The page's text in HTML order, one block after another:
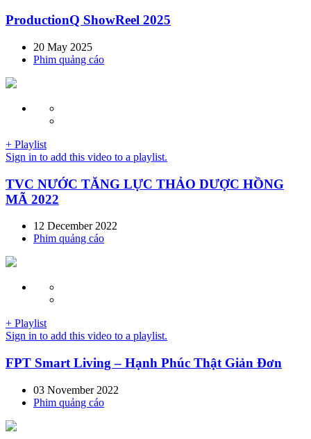
ProductionQ ShowReel 2025
20 May 2025
Phim quảng cáo
+ Playlist
Sign in to add this video to a playlist.
TVC NƯỚC TĂNG LỰC THẢO DƯỢC HỒNG
MÃ 2022
12 December 2022
Phim quảng cáo
+ Playlist
Sign in to add this video to a playlist.
FPT Smart Living – Hạnh Phúc Thật Giản Đơn
03 November 2022
Phim quảng cáo